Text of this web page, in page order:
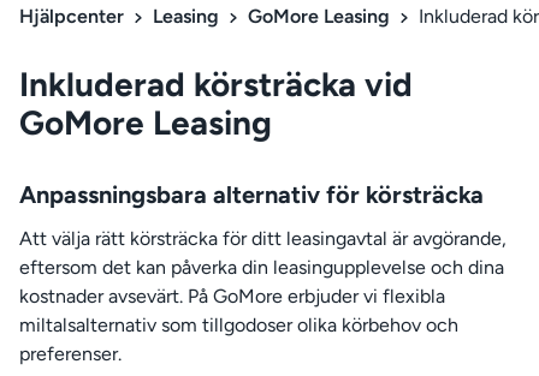
Hjälpcenter Leasing GoMore Leasing Inkluderad
Inkluderad körsträcka vid
GoMore Leasing
Anpassningsbara alternativ för körsträcka
Att välja rätt körsträcka för ditt leasingavtal är avgörande,
eftersom det kan påverka din leasingupplevelse och dina
kostnader avsevärt. På GoMore erbjuder vi flexibla
miltalsalternativ som tillgodoser olika körbehov och
preferenser.